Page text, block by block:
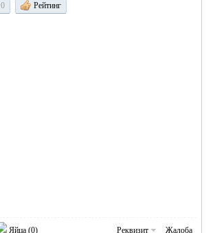
0 Рейтинг
Яйца (0) Реквизит Жалоба